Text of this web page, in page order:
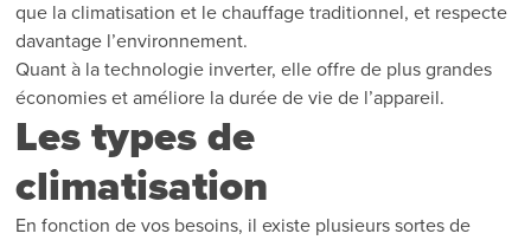
que la climatisation et le chauffage traditionnel, et respecte
davantage l’environnement.
Quant à la technologie inverter, elle offre de plus grandes
économies et améliore la durée de vie de l’appareil.
Les types de
climatisation
En fonction de vos besoins, il existe plusieurs sortes de